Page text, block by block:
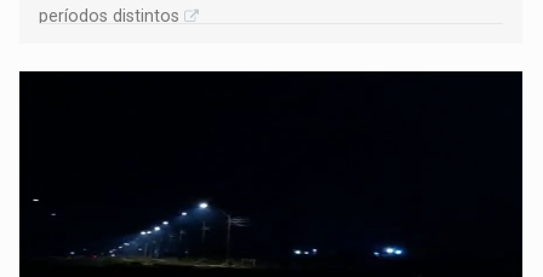
períodos distintos